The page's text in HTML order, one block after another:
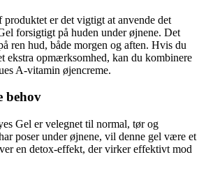
er det vigtigt at anvende det
forsigtigt på huden under øjnene. Det
ren hud, både morgen og aften. Hvis du
ekstra opmærksomhed, kan du kombinere
A-vitamin øjencreme.
behov
Gel er velegnet til normal, tør og
poser under øjnene, vil denne gel være et
en detox-effekt, der virker effektivt mod